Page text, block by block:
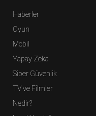
Haberler
Oyun
Mobil
Yapay Zeka
Siber Güvenlik
TV ve Filmler
Nedir?